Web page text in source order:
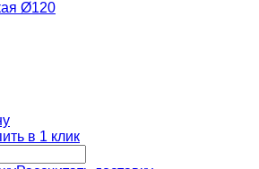
в 1 клик